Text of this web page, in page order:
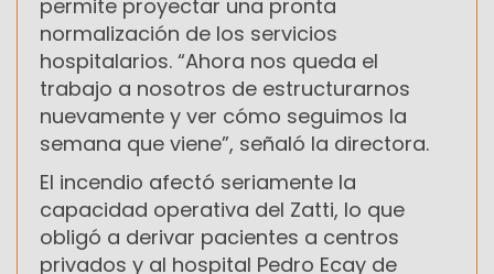
permite proyectar una pronta
normalización de los servicios
hospitalarios. “Ahora nos queda el
trabajo a nosotros de estructurarnos
nuevamente y ver cómo seguimos la
semana que viene”, señaló la directora.
El incendio afectó seriamente la
capacidad operativa del Zatti, lo que
obligó a derivar pacientes a centros
privados y al hospital Pedro Ecay de